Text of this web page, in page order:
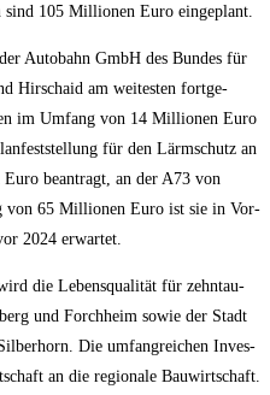
105 Mil­lio­nen Euro eingeplant.
Auto­bahn GmbH des Bun­des für
Hirschaid am wei­tes­ten fort­ge­
im Umfang von 14 Mil­lio­nen Euro
für den Lärm­schutz an
bean­tragt, an der A73 von
von 65 Mil­lio­nen Euro ist sie in Vor­
2024 erwartet.
die Lebens­qua­li­tät für zehn­tau­
und Forch­heim sowie der Stadt
Die umfang­rei­chen Inves­
an die regio­na­le Bau­wirt­schaft.